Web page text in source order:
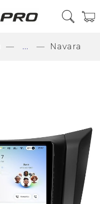
... Navara